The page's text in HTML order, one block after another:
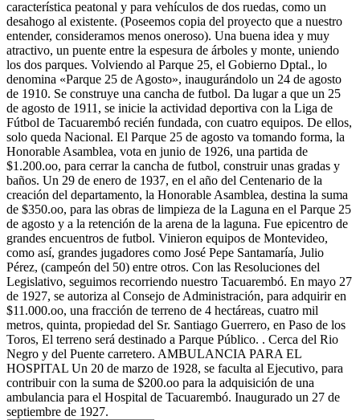
característica peatonal y para vehículos de dos ruedas, como un
desahogo al existente. (Poseemos copia del proyecto que a nuestro
entender, consideramos menos oneroso). Una buena idea y muy
atractivo, un puente entre la espesura de árboles y monte, uniendo
los dos parques. Volviendo al Parque 25, el Gobierno Dptal., lo
denomina «Parque 25 de Agosto», inaugurándolo un 24 de agosto
de 1910. Se construye una cancha de futbol. Da lugar a que un 25
de agosto de 1911, se inicie la actividad deportiva con la Liga de
Fútbol de Tacuarembó recién fundada, con cuatro equipos. De ellos,
solo queda Nacional. El Parque 25 de agosto va tomando forma, la
Honorable Asamblea, vota en junio de 1926, una partida de
$1.200.oo, para cerrar la cancha de futbol, construir unas gradas y
baños. Un 29 de enero de 1937, en el año del Centenario de la
creación del departamento, la Honorable Asamblea, destina la suma
de $350.oo, para las obras de limpieza de la Laguna en el Parque 25
de agosto y a la retención de la arena de la laguna. Fue epicentro de
grandes encuentros de futbol. Vinieron equipos de Montevideo,
como así, grandes jugadores como José Pepe Santamaría, Julio
Pérez, (campeón del 50) entre otros. Con las Resoluciones del
Legislativo, seguimos recorriendo nuestro Tacuarembó. En mayo 27
de 1927, se autoriza al Consejo de Administración, para adquirir en
$11.000.oo, una fracción de terreno de 4 hectáreas, cuatro mil
metros, quinta, propiedad del Sr. Santiago Guerrero, en Paso de los
Toros, El terreno será destinado a Parque Público. . Cerca del Rio
Negro y del Puente carretero. AMBULANCIA PARA EL
HOSPITAL Un 20 de marzo de 1928, se faculta al Ejecutivo, para
contribuir con la suma de $200.oo para la adquisición de una
ambulancia para el Hospital de Tacuarembó. Inaugurado un 27 de
septiembre de 1927.